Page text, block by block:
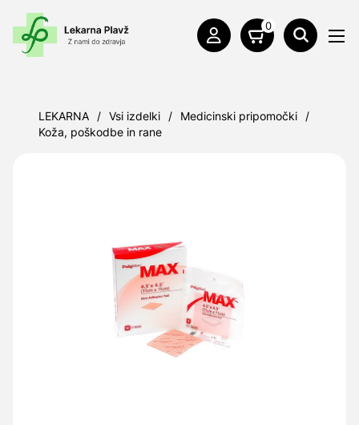
0
LEKARNA / Vsi izdelki / Medicinski pripomočki
/
Koža, poškodbe in rane